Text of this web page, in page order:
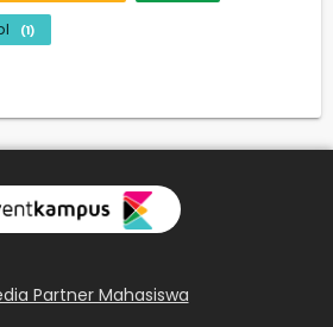
(1)
Partner Mahasiswa